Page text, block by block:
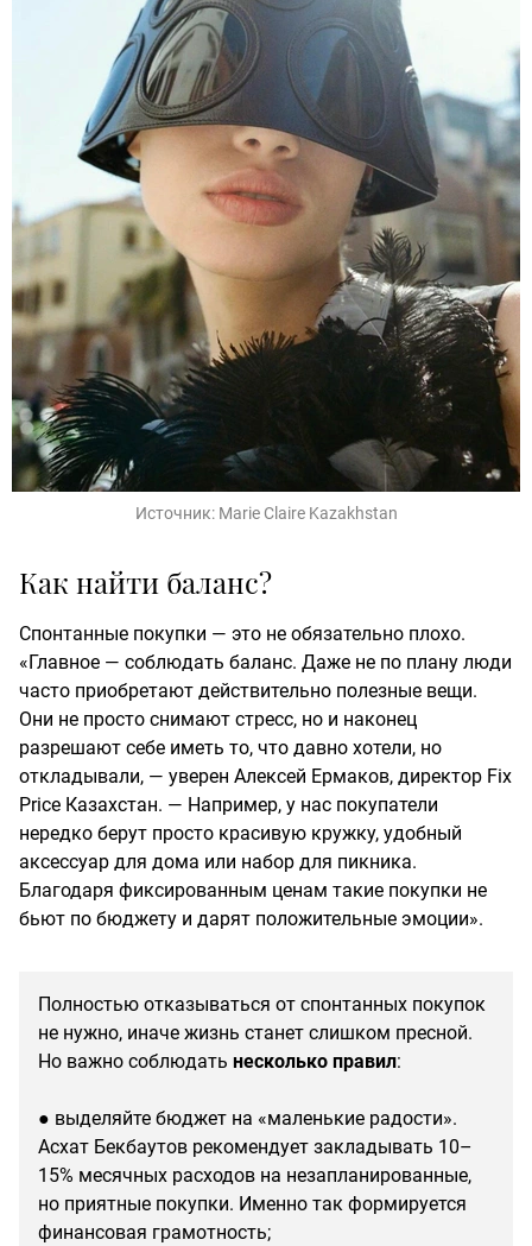
Источник: Marie Claire Kazakhstan
Как найти баланс?
Спонтанные покупки — это не обязательно плохо.
«Главное — соблюдать баланс. Даже не по плану люди
часто приобретают действительно полезные вещи.
Они не просто снимают стресс, но и наконец
разрешают себе иметь то, что давно хотели, но
откладывали, — уверен Алексей Ермаков, директор Fix
Price Казахстан. — Например, у нас покупатели
нередко берут просто красивую кружку, удобный
аксессуар для дома или набор для пикника.
Благодаря фиксированным ценам такие покупки не
бьют по бюджету и дарят положительные эмоции».
Полностью отказываться от спонтанных покупок
не нужно, иначе жизнь станет слишком пресной.
Но важно соблюдать несколько правил:
● выделяйте бюджет на «маленькие радости».
Асхат Бекбаутов рекомендует закладывать 10–
15% месячных расходов на незапланированные,
но приятные покупки. Именно так формируется
финансовая грамотность;